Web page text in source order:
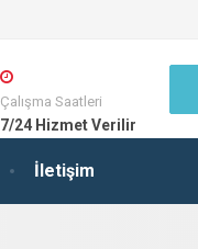
İletişim
Çalışma Saatleri
7/24 Hizmet Verilir